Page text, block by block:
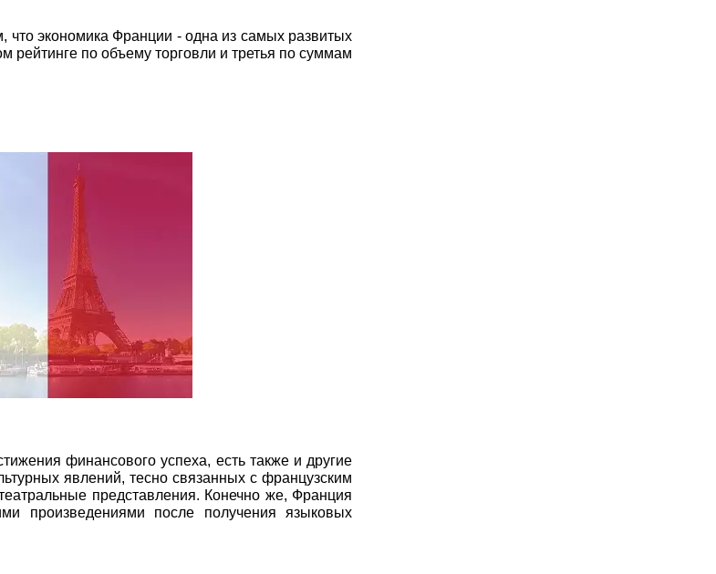
что экономика Франции - одна из самых развитых
рейтинге по объему торговли и третья по суммам
финансового успеха, есть также и другие
явлений, тесно связанных с французским
представления. Конечно же, Франция
произведениями после получения языковых